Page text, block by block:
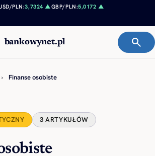
PLN:3,7324 ▲GBP/PLN:5,0172 ▲
bankowynet.pl search
› Finanse osobiste
3 ARTYKUŁÓW